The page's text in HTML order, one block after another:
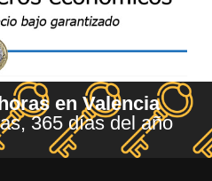
en Valencia
365 días del año